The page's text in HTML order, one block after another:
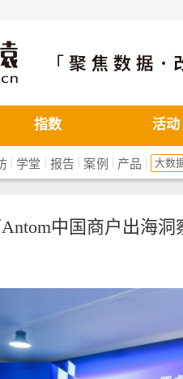
指数 活动
| 学堂 | 报告 | 案例 | 产品 | 大数
中国商户出海